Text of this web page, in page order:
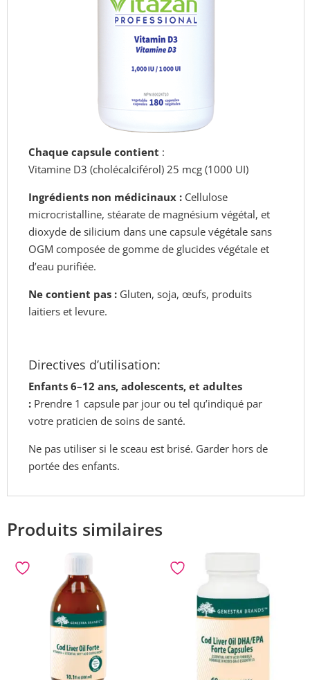
Chaque capsule contient :
Vitamine D3 (cholécalciférol) 25 mcg (1000 UI)
Ingrédients non médicinaux : Cellulose
microcristalline, stéarate de magnésium végétal, et
dioxyde de silicium dans une capsule végétale sans
OGM composée de gomme de glucides végétale et
d’eau purifiée.
Ne contient pas : Gluten, soja, œufs, produits
laitiers et levure.
Directives d’utilisation:
Enfants 6–12 ans, adolescents, et adultes
: Prendre 1 capsule par jour ou tel qu’indiqué par
votre praticien de soins de santé.
Ne pas utiliser si le sceau est brisé. Garder hors de
portée des enfants.
Produits similaires